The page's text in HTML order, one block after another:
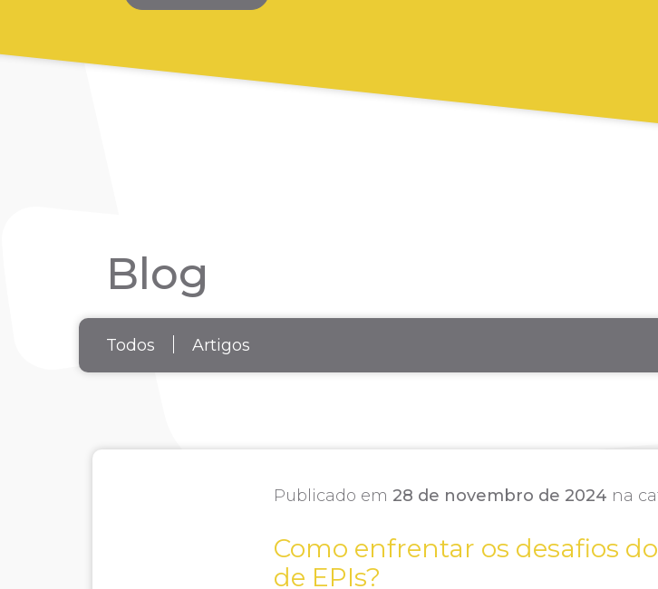
Blog
Todos Artigos
Publicado em 28 de novembro de 2024 na
Como enfrentar os desafios
de EPIs?